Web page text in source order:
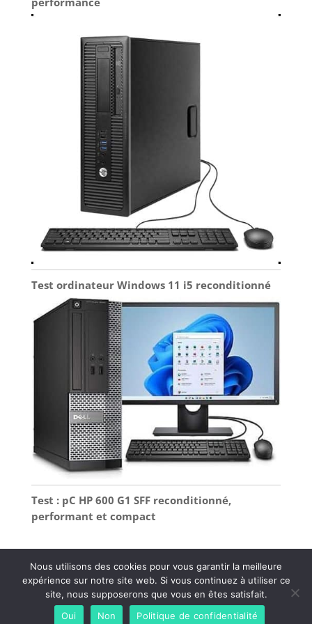
ou pour partager un film
ordinateur portable bon
marché mais fiable ? Ce
modèle est le meilleur
allié des utilisateurs
occasionnels. Il combine
plusieurs onglets sans
ralentissement) et un
processeur efficient pour
une expérience fluide au
quotidien, sans se
ruiner.
Test ordinateur Windows 11 i5 reconditionné
Test : pC HP 600 G1 SFF reconditionné,
performant et compact
Tous droit réservés - Easy engtreprise |Mentions
légales -Politique de confidentialité -Plan du site
Contact
Nous utilisons des cookies pour vous garantir la meilleure
expérience sur notre site web. Si vous continuez à utiliser ce
site, nous supposerons que vous en êtes satisfait.
Oui
Non Politique de confidentialité